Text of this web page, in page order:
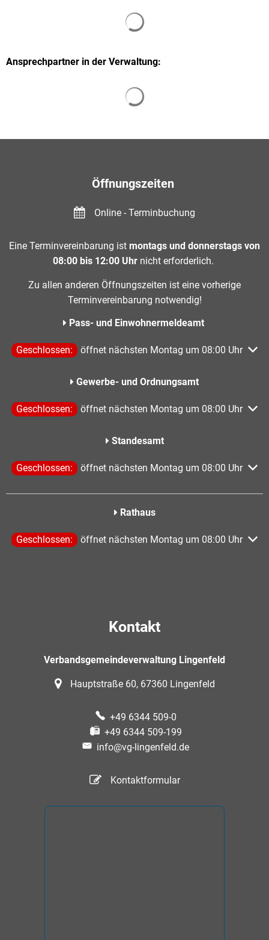
Ansprechpartner in der Verwaltung:
Öffnungszeiten
Online - Terminbuchung
Eine Terminvereinbarung ist montags und donnerstags von
08:00 bis 12:00 Uhr nicht erforderlich.
Zu allen anderen Öffnungszeiten ist eine vorherige
Terminvereinbarung notwendig!
Pass- und Einwohnermeldeamt
Klicken, um weitere Öffnungs- oder Schließzeiten
Geschlossen: öffnet nächsten Montag um 08:00 Uhr
Gewerbe- und Ordnungsamt
Klicken, um weitere Öffnungs- oder Schließzeiten
Geschlossen: öffnet nächsten Montag um 08:00 Uhr
Standesamt
Klicken, um weitere Öffnungs- oder Schließzeiten
Geschlossen: öffnet nächsten Montag um 08:00 Uhr
Rathaus
Klicken, um weitere Öffnungs- oder Schließzeiten
Geschlossen: öffnet nächsten Montag um 08:00 Uhr
Kontakt
Verbandsgemeindeverwaltung Lingenfeld
Hauptstraße 60, 67360 Lingenfeld
+49 6344 509-0
+49 6344 509-199
info@vg-lingenfeld.de
Kontaktformular